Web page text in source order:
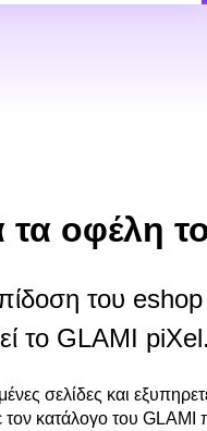
τα οφέλη
του eshop
το GLAMI piXel.
σελίδες και
τον κατάλογο του GLAMI